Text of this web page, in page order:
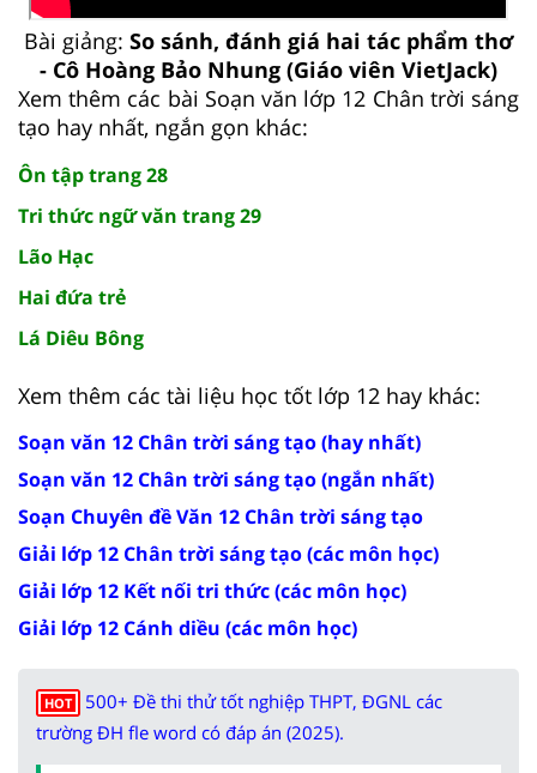
Bài giảng: So sánh, đánh giá hai tác phẩm thơ
- Cô Hoàng Bảo Nhung (Giáo viên VietJack)
Xem thêm các bài Soạn văn lớp 12 Chân trời sáng
tạo hay nhất, ngắn gọn khác:
Ôn tập trang 28
Tri thức ngữ văn trang 29
Lão Hạc
Hai đứa trẻ
Lá Diêu Bông
Xem thêm các tài liệu học tốt lớp 12 hay khác:
Soạn văn 12 Chân trời sáng tạo (hay nhất)
Soạn văn 12 Chân trời sáng tạo (ngắn nhất)
Soạn Chuyên đề Văn 12 Chân trời sáng tạo
Giải lớp 12 Chân trời sáng tạo (các môn học)
Giải lớp 12 Kết nối tri thức (các môn học)
Giải lớp 12 Cánh diều (các môn học)
HOT
500+ Đề thi thử tốt nghiệp THPT, ĐGNL các
trường ĐH fle word có đáp án (2025).